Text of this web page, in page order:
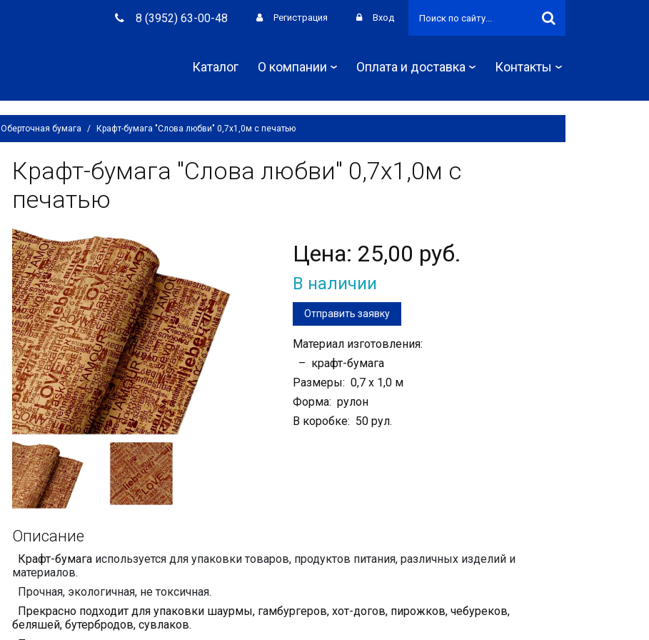
8 (3952) 63-00-48 Регистрация Вход
Каталог О компании Оплата и доставка Контакты
Оберточная бумага / Крафт-бумага "Слова любви" 0,7х1,0м с печатью
Крафт-бумага "Слова любви" 0,7х1,0м с
печатью
Цена: 25,00 руб.
В наличии
Отправить заявку
Материал изготовления:
– крафт-бумага
Размеры: 0,7 х 1,0 м
Форма: рулон
В коробке: 50 рул.
Описание
Крафт-бумага используется для упаковки товаров, продуктов питания, различных изделий и
материалов.
Прочная, экологичная, не токсичная.
Прекрасно подходит для упаковки шаурмы, гамбургеров, хот-догов, пирожков, чебуреков,
беляшей, бутербродов, сувлаков.